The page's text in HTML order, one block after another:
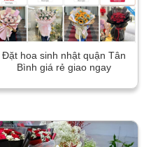
Đặt hoa sinh nhật quận Tân
Bình giá rẻ giao ngay